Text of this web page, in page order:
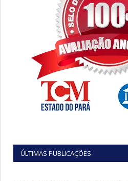
ÚLTIMAS PUBLICAÇÕES